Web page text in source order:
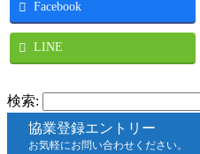
Facebook
LINE
検索:
協業登録エントリー
お気軽にお問い合わせください。